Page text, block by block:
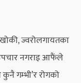
ज्वरोलगायतका
नगराइ आफैंले
गम्भी’र रोगको